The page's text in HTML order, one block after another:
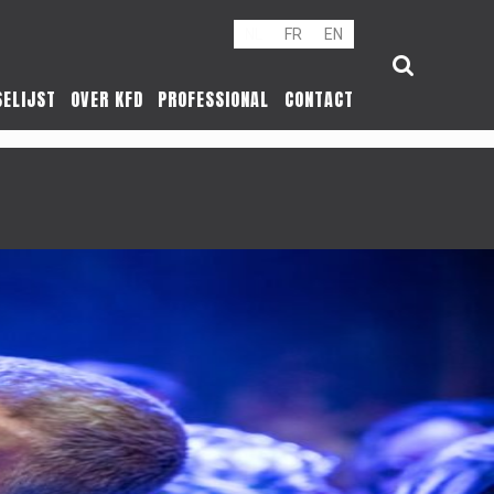
FR EN
OVER KFD PROFESSIONAL CONTACT